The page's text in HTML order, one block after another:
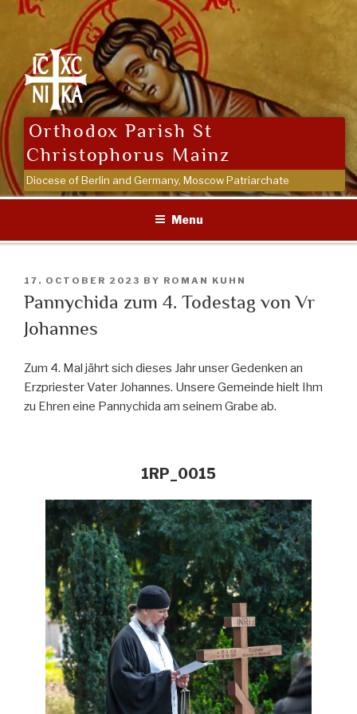
Orthodox Parish St
Christophorus Mainz
Diocese of Berlin and Germany, Moscow Patriarchate
Menu
POSTED
ON
17. OCTOBER 2023 BY ROMAN KUHN
Pannychida zum 4. Todestag von Vr
Johannes
Zum 4. Mal jährt sich dieses Jahr unser Gedenken an
Erzpriester Vater Johannes. Unsere Gemeinde hielt Ihm
zu Ehren eine Pannychida am seinem Grabe ab.
1RP_0015